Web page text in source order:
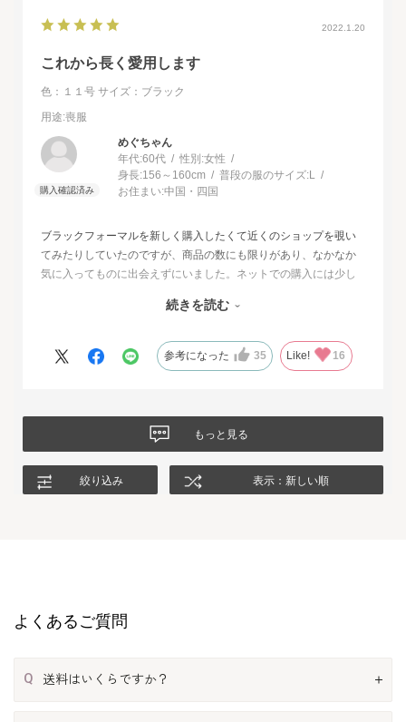
2022.1.20
これから長く愛用します
色：１１号 サイズ：ブラック
用途:喪服
めぐちゃん
年代:60代 性別:女性
身長:156～160cm 普段の服のサイズ:L
お住まい:中国・四国
ブラックフォーマルを新しく購入したくて近くのショップを覗い
てみたりしていたのですが、商品の数にも限りがあり、なかなか
気に入ってものに出会えずにいました。ネットでの購入には少し
することが出来ました。最初に注文したものはイメージと違って
は、生地もデザインも大満足、これから長く自信をもって着用し
続きを読む
参考になった 35 Like! 16
もっと見る
絞り込み 表示：新しい順
よくあるご質問
Q 送料はいくらですか？